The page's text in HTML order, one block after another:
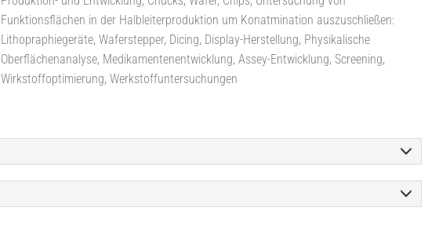
Funktionsflächen in der Halbleiterproduktion um Konatmination auszuschließen:
Lithopraphiegeräte, Waferstepper, Dicing, Display-Herstellung, Physikalische
Oberflächenanalyse, Medikamentenentwicklung, Assey-Entwicklung, Screening,
Wirkstoffoptimierung, Werkstoffuntersuchungen